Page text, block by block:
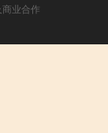
业合作